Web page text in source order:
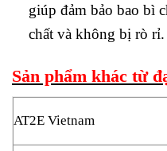
giúp đảm bảo bao bì
chất và không bị rò rỉ.
Sản phẩm khác từ
AT2E Vietnam